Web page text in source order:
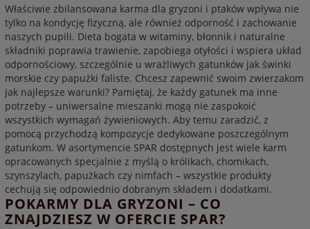
Właściwie zbilansowana karma dla gryzoni i ptaków wpływa nie
tylko na kondycję fizyczną, ale również odporność i zachowanie
naszych pupili. Dieta bogata w witaminy, błonnik i naturalne
składniki poprawia trawienie, zapobiega otyłości i wspiera układ
odpornościowy, szczególnie u wrażliwych gatunków jak świnki
morskie czy papużki faliste. Chcesz zapewnić swoim zwierzakom
jak najlepsze warunki? Pamiętaj, że każdy gatunek ma inne
potrzeby – uniwersalne mieszanki mogą nie zaspokoić
wszystkich wymagań żywieniowych. Aby temu zaradzić, z
pomocą przychodzą kompozycje dedykowane poszczególnym
gatunkom. W asortymencie SPAR dostępnych jest wiele karm
opracowanych specjalnie z myślą o królikach, chomikach,
szynszylach, papużkach czy nimfach – wszystkie produkty
cechują się odpowiednio dobranym składem i dodatkami.
POKARMY DLA GRYZONI – CO
ZNAJDZIESZ W OFERCIE SPAR?